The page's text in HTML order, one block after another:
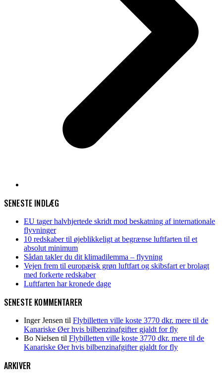
SENESTE INDLÆG
EU tager halvhjertede skridt mod beskatning af internationale
flyvninger
10 redskaber til øjeblikkeligt at begrænse luftfarten til et
absolut minimum
Sådan takler du dit klimadilemma – flyvning
Vejen frem til europæisk grøn luftfart og skibsfart er brolagt
med forkerte redskaber
Luftfarten har kronede dage
SENESTE KOMMENTARER
Inger Jensen til Flybilletten ville koste 3770 dkr. mere til de
Kanariske Øer hvis bilbenzinafgifter gjaldt for fly
Bo Nielsen til Flybilletten ville koste 3770 dkr. mere til de
Kanariske Øer hvis bilbenzinafgifter gjaldt for fly
ARKIVER